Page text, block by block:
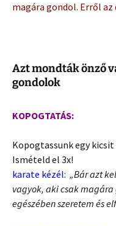
magára gondol. Erről
Azt mondták önző
gondolok
KOPOGTATÁS:
Kopogtassunk egy kicsit
Ismételd el 3x!
karate kézél: „Bár azt
vagyok, aki csak magára
egészében szeretem és